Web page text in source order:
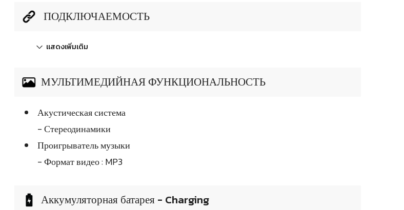
ПОДКЛЮЧАЕМОСТЬ
แสดงเพิ่มเติม
МУЛЬТИМЕДИЙНАЯ ФУНКЦИОНАЛЬНОСТЬ
Акустическая система
- Стереодинамики
Проигрыватель музыки
- Формат видео : MP3
Аккумуляторная батарея - Charging